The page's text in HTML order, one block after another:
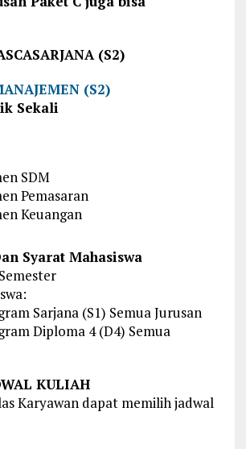
(S2)
(S2)
Sekali
SDM
Pemasaran
Keuangan
Syarat Mahasiswa
Sarjana (S1) Semua Jurusan
Diploma 4 (D4) Semua
KULIAH
Karyawan dapat memilih jadwal